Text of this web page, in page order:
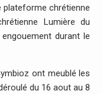
plateforme chrétienne
Lumière du
durant le
ont meublé les
du 16 aout au 8